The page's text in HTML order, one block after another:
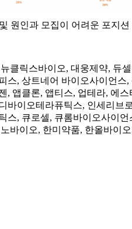
원인과 모집이 어려운 포지션
릭스바이오, 대웅제약, 듀
, 상트네어 바이오사이언
앱클론, 앱티스, 업테라, 에
이오테라퓨틱스, 인세리브
, 큐로셀, 큐롬바이오사이
바이오, 한미약품, 한올바이